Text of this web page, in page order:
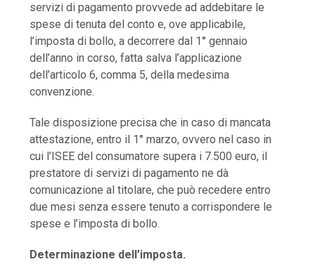
servizi di pagamento provvede ad addebitare le
spese di tenuta del conto e, ove applicabile,
l’imposta di bollo, a decorrere dal 1° gennaio
dell’anno in corso, fatta salva l’applicazione
dell’articolo 6, comma 5, della medesima
convenzione.
Tale disposizione precisa che in caso di mancata
attestazione, entro il 1° marzo, ovvero nel caso in
cui l’ISEE del consumatore supera i 7.500 euro, il
prestatore di servizi di pagamento ne dà
comunicazione al titolare, che può recedere entro
due mesi senza essere tenuto a corrispondere le
spese e l’imposta di bollo.
Determinazione dell’imposta.